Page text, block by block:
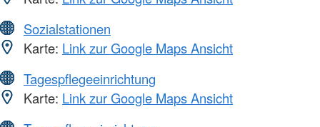
Sozialstationen
Karte: Link zur Google Maps Ansicht
Tagespflegeeinrichtung
Karte: Link zur Google Maps Ansicht